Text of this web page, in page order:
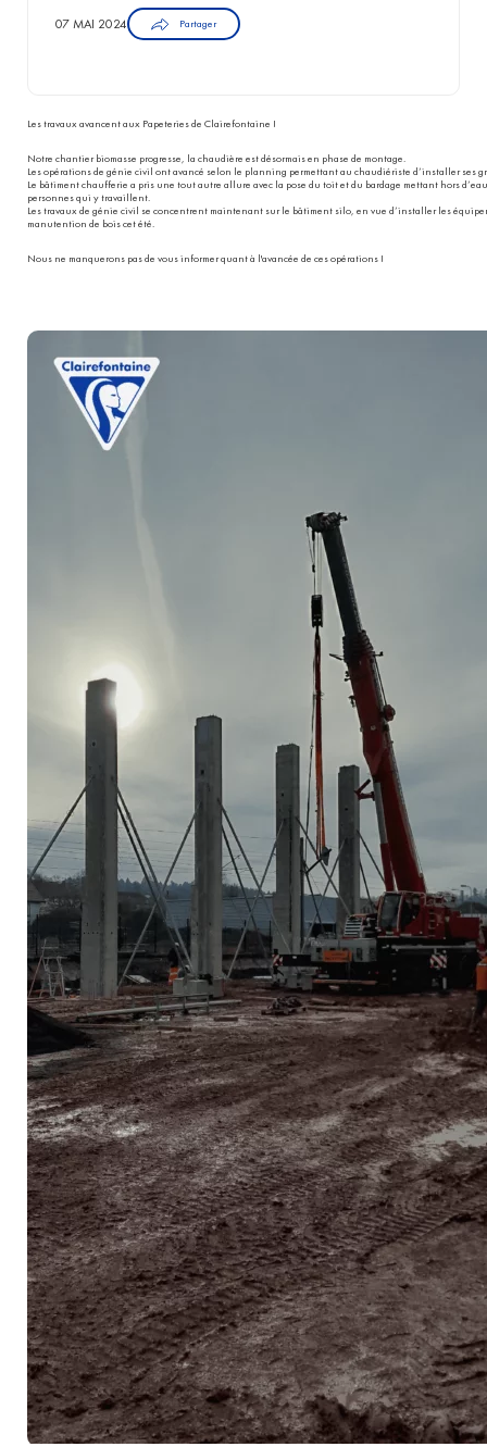
07 MAI 2024 Partager
Les travaux avancent aux Papeteries de Clairefontaine !
Notre chantier biomasse progresse, la chaudière est désormais en phase de montage.
Les opérations de génie civil ont avancé selon le planning permettant au chaudiériste d’installer ses
Le bâtiment chaufferie a pris une tout autre allure avec la pose du toit et du bardage mettant hors
personnes qui y travaillent.
Les travaux de génie civil se concentrent maintenant sur le bâtiment silo, en vue d’installer les
manutention de bois cet été.
Nous ne manquerons pas de vous informer quant à l'avancée de ces opérations !